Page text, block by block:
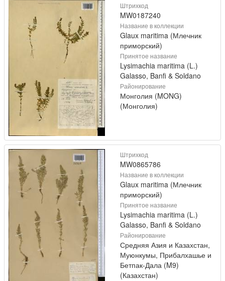
Штрихкод
MW0187240
Название в коллекции
Glaux maritima (Млечник
приморский)
Принятое название
Lysimachia maritima (L.)
Galasso, Banfi & Soldano
Районирование
Монголия (MONG)
(Монголия)
Штрихкод
MW0865786
Название в коллекции
Glaux maritima (Млечник
приморский)
Принятое название
Lysimachia maritima (L.)
Galasso, Banfi & Soldano
Районирование
Средняя Азия и Казахстан,
Муюнкумы, Прибалхашье и
Бетпак-Дала (M9)
(Казахстан)